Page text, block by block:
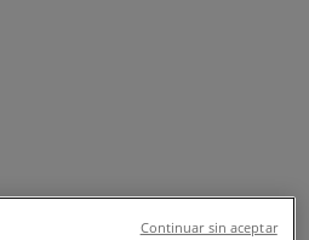
Continuar sin aceptar